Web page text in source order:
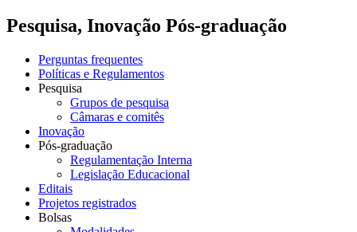
Pesquisa, Inovação Pós-graduação
Perguntas frequentes
Políticas e Regulamentos
Pesquisa
Grupos de pesquisa
Câmaras e comitês
Inovação
Pós-graduação
Regulamentação Interna
Legislação Educacional
Editais
Projetos registrados
Bolsas